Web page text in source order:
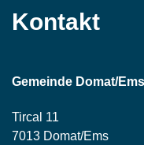
Kontakt
Gemeinde Domat/Ems
Tircal 11
7013 Domat/Ems